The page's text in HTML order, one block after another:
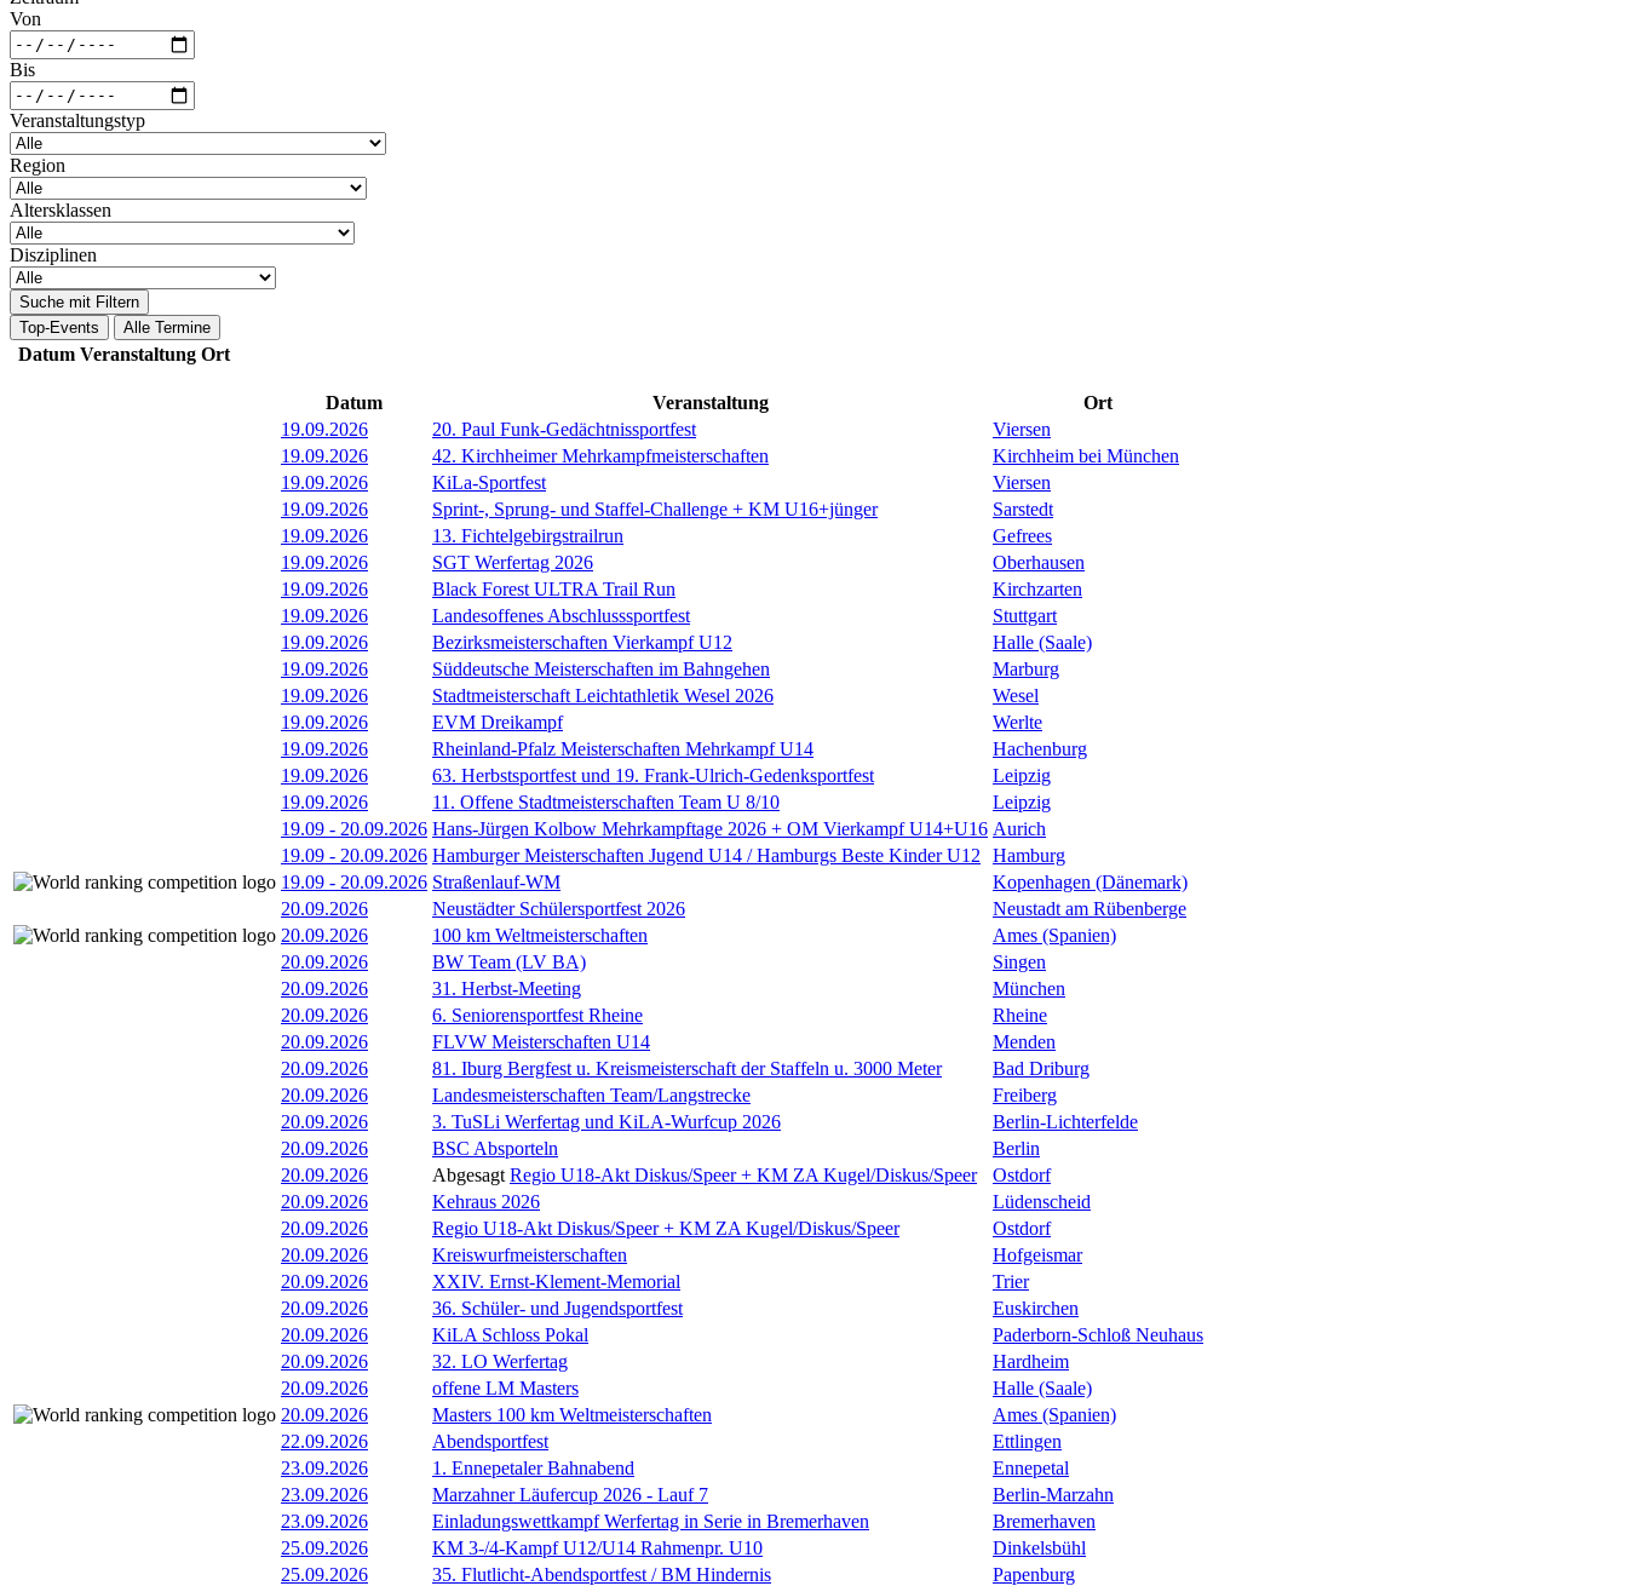
Von
Bis
Veranstaltungstyp
Region
Altersklassen
Disziplinen
Suche mit Filtern
Top-Events
Alle Termine
Datum Veranstaltung Ort
Datum Veranstaltung
Ort
19.09.2026
20. Paul Funk-Gedächtnissportfest
Viersen
19.09.2026
42. Kirchheimer Mehrkampfmeisterschaften
Kirchheim bei München
19.09.2026
KiLa-Sportfest
Viersen
19.09.2026
Sprint-, Sprung- und Staffel-Challenge + KM U16+jünger
Sarstedt
19.09.2026
13. Fichtelgebirgstrailrun
Gefrees
19.09.2026
SGT Werfertag 2026
Oberhausen
19.09.2026
Black Forest ULTRA Trail Run
Kirchzarten
19.09.2026
Landesoffenes Abschlusssportfest
Stuttgart
19.09.2026
Bezirksmeisterschaften Vierkampf U12
Halle (Saale)
19.09.2026
Süddeutsche Meisterschaften im Bahngehen
Marburg
19.09.2026
Stadtmeisterschaft Leichtathletik Wesel 2026
Wesel
19.09.2026
EVM Dreikampf
Werlte
19.09.2026
Rheinland-Pfalz Meisterschaften Mehrkampf U14
Hachenburg
19.09.2026
63. Herbstsportfest und 19. Frank-Ulrich-Gedenksportfest
Leipzig
19.09.2026
11. Offene Stadtmeisterschaften Team U 8/10
Leipzig
19.09 - 20.09.2026 Hans-Jürgen Kolbow Mehrkampftage 2026 + OM Vierkampf U14+U16 Aurich
19.09 - 20.09.2026 Hamburger Meisterschaften Jugend U14 / Hamburgs Beste Kinder U12
Hamburg
19.09 - 20.09.2026 Straßenlauf-WM
Kopenhagen (Dänemark)
20.09.2026
Neustädter Schülersportfest 2026
Neustadt am Rübenberge
20.09.2026
100 km Weltmeisterschaften
Ames (Spanien)
20.09.2026
BW Team (LV BA)
Singen
20.09.2026
31. Herbst-Meeting
München
20.09.2026
6. Seniorensportfest Rheine
Rheine
20.09.2026
FLVW Meisterschaften U14
Menden
20.09.2026
81. Iburg Bergfest u. Kreismeisterschaft der Staffeln u. 3000 Meter
Bad Driburg
20.09.2026
Landesmeisterschaften Team/Langstrecke
Freiberg
20.09.2026
3. TuSLi Werfertag und KiLA-Wurfcup 2026
Berlin-Lichterfelde
20.09.2026
BSC Absporteln
Berlin
20.09.2026
Abgesagt Regio U18-Akt Diskus/Speer + KM ZA Kugel/Diskus/Speer
Ostdorf
20.09.2026
Kehraus 2026
Lüdenscheid
20.09.2026
Regio U18-Akt Diskus/Speer + KM ZA Kugel/Diskus/Speer
Ostdorf
20.09.2026
Kreiswurfmeisterschaften
Hofgeismar
20.09.2026
XXIV. Ernst-Klement-Memorial
Trier
20.09.2026
36. Schüler- und Jugendsportfest
Euskirchen
20.09.2026
KiLA Schloss Pokal
Paderborn-Schloß Neuhaus
20.09.2026
32. LO Werfertag
Hardheim
20.09.2026
offene LM Masters
Halle (Saale)
20.09.2026
Masters 100 km Weltmeisterschaften
Ames (Spanien)
22.09.2026
Abendsportfest
Ettlingen
23.09.2026
1. Ennepetaler Bahnabend
Ennepetal
23.09.2026
Marzahner Läufercup 2026 - Lauf 7
Berlin-Marzahn
23.09.2026
Einladungswettkampf Werfertag in Serie in Bremerhaven
Bremerhaven
25.09.2026
KM 3-/4-Kampf U12/U14 Rahmenpr. U10
Dinkelsbühl
25.09.2026
35. Flutlicht-Abendsportfest / BM Hindernis
Papenburg